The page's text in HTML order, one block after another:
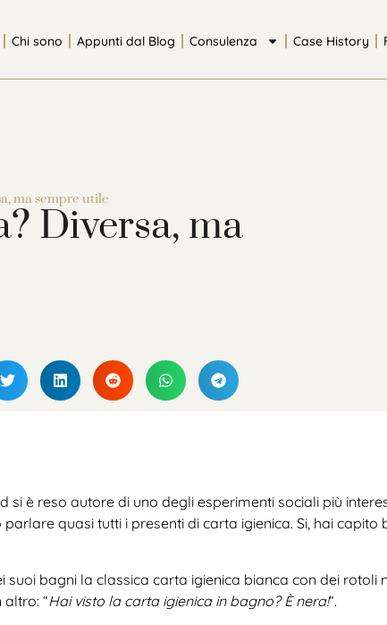
Chi sono Appunti dal Blog Consulenza Case History
ma sempre utile
Diversa, ma
si è reso autore di uno degli esperimenti sociali più
quasi tutti i presenti di carta igienica. Si, hai
bagni la classica carta igienica bianca con dei rotoli
“Hai visto la carta igienica in bagno? È nera!“.